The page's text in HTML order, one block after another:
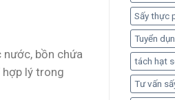
bồn chứa
lý trong
Sấy thực
Tuyển
tách hạt
Tư vấn